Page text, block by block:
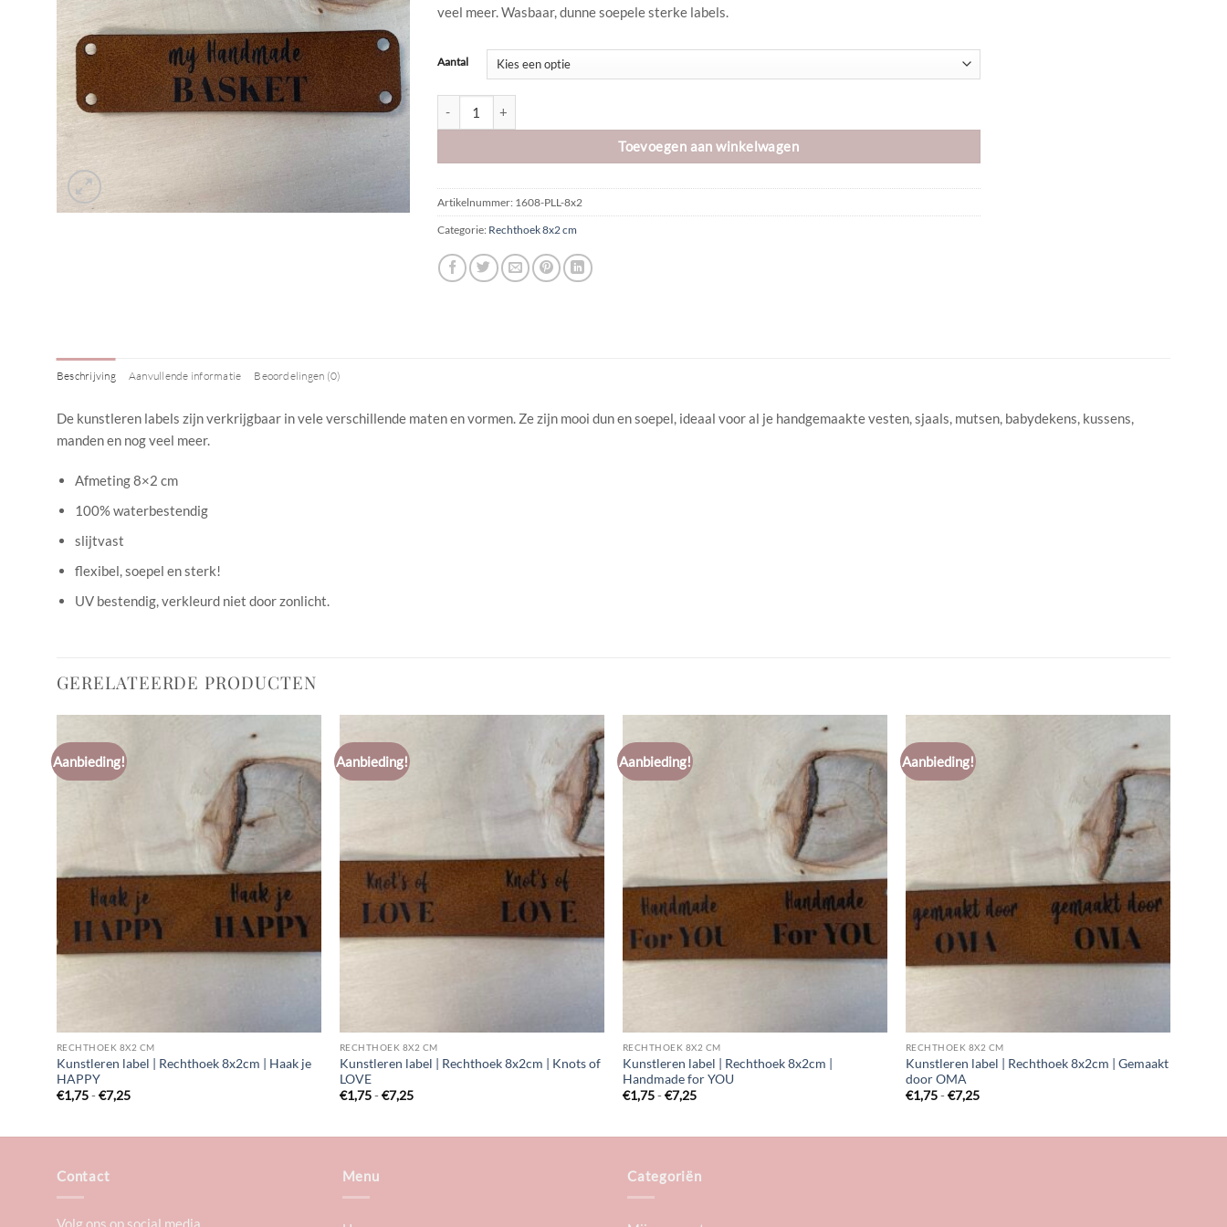
€7,25
veel meer. Wasbaar, dunne soepele sterke labels.
Aantal
Toevoegen aan winkelwagen
Artikelnummer: 1608-PLL-8x2
Categorie: Rechthoek 8x2 cm
Beschrijving Aanvullende informatie Beoordelingen (0)
De kunstleren labels zijn verkrijgbaar in vele verschillende maten en vormen. Ze zijn mooi dun en soepel, ideaal voor al je handgemaakte vesten, sjaals, mutsen, babydekens, kussens,
manden en nog veel meer.
Afmeting 8×2 cm
100% waterbestendig
slijtvast
flexibel, soepel en sterk!
UV bestendig, verkleurd niet door zonlicht.
GERELATEERDE PRODUCTEN
Aanbieding!
RECHTHOEK 8X2 CM
Kunstleren label | Rechthoek 8x2cm | Haak je
HAPPY
€1,75-€7,25Prijsklasse:
Aanbieding!
RECHTHOEK 8X2 CM
Kunstleren label | Rechthoek 8x2cm | Knots of
LOVE
€1,75-€7,25Prijsklasse:
Aanbieding!
RECHTHOEK 8X2 CM
Kunstleren label | Rechthoek 8x2cm |
Handmade for YOU
€1,75-€7,25Prijsklasse:
Aanbieding!
RECHTHOEK 8X2 CM
Kunstleren label | Rechthoek 8x2cm | Gemaakt
door OMA
€1,75-€7,25Prijsklasse:
Contact
Volg ons op social media
Menu Categoriën